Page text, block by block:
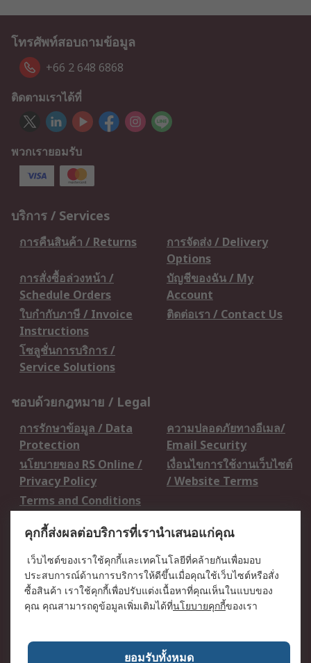
โทรศัพท์สอบถามข้อมูล
+66 2 648 6868
ติดตามเราได้ที่
พวกเรายอมรับ
บริการ / Services
การคืนสินค้า / Returns
การจัดส่ง / Delivery
Options
การสั่งซื้อล่วงหน้า /
Schedule Orders
บัญชีของฉัน / My
Account
ใบกำกับภาษี / Invoice
Instructions
ติดต่อเรา / Contact Us
โซลูชั่นการบริการ /
Service Solutions
ชอบด้วยกฎหมาย / Legal
การรักษาข้อมูล / Data
Protection
ความปลอดภัยทางอีเมล/
Email Security
นโยบายของ RS Online /
Privacy Policy
เงื่อนไขการใช้งานเว็บไซต์
/ Website Terms
Terms and Conditions
เกี่ยวกับ RS / About RS
RS ทั่วโลก / RS
Worldwide
ข่าวประชาสัมพันธ์ / Press
Centre
บริษัทในเครือ RS /
วิธีการชำระเงิน /
เกี่ยวกับ RS / About RS
อาชีพที่ RS / Careers
คุกกี้ส่งผลต่อบริการที่เรานำเสนอแก่คุณ
เว็บไซต์ของเราใช้คุกกี้และเทคโนโลยีที่คล้ายกันเพื่อมอบ
ประสบการณ์ด้านการบริการให้ดีขึ้นเมื่อคุณใช้เว็บไซต์หรือสั่ง
ซื้อสินค้า เราใช้คุกกี้เพื่อปรับแต่งเนื้อหาที่คุณเห็นในแบบของ
คุณ คุณสามารถดูข้อมูลเพิ่มเติมได้ที่นโยบายคุกกี้ของเรา
ยอมรับทั้งหมด